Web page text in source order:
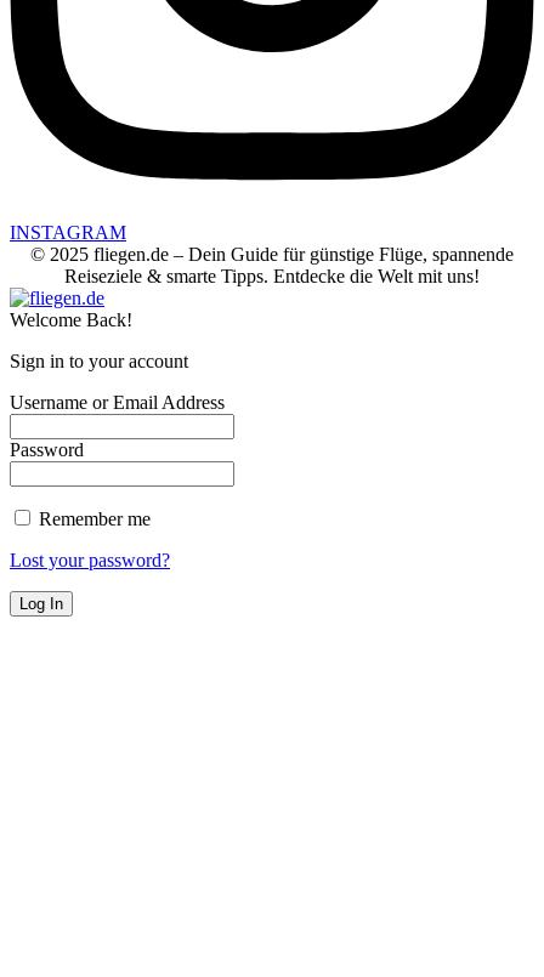
INSTAGRAM
© 2025 fliegen.de – Dein Guide für günstige Flüge, spannende
Reiseziele & smarte Tipps. Entdecke die Welt mit uns!
Welcome Back!
Sign in to your account
Username or Email Address
Password
Remember me
Lost your password?